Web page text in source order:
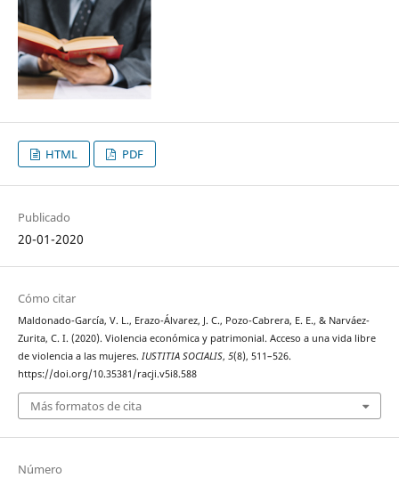
HTML PDF
Publicado
20-01-2020
Cómo citar
Maldonado-García, V. L., Erazo-Álvarez, J. C., Pozo-Cabrera, E. E., & Narváez-
Zurita, C. I. (2020). Violencia económica y patrimonial. Acceso a una vida libre
de violencia a las mujeres. IUSTITIA SOCIALIS, 5(8), 511–526.
https://doi.org/10.35381/racji.v5i8.588
Más formatos de cita
Número